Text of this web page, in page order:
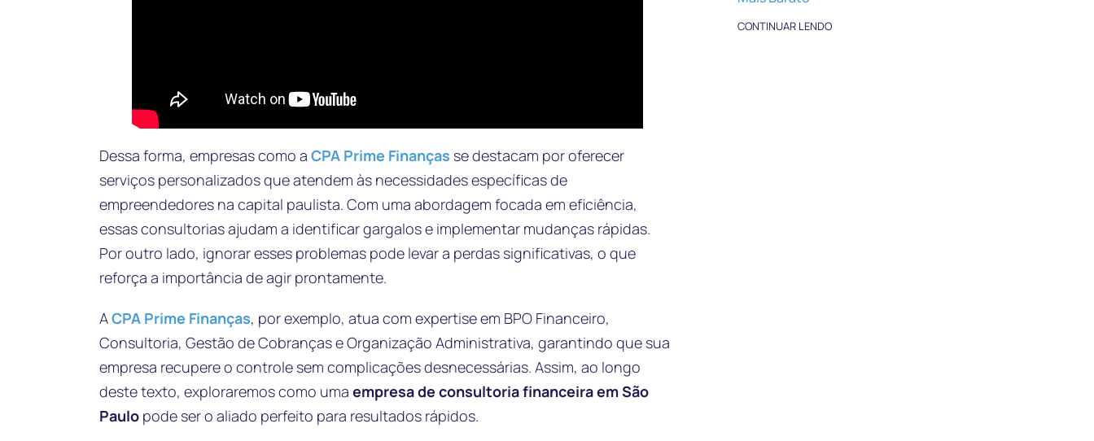
Dessa forma, empresas como a CPA Prime Finanças se destacam por oferecer
serviços personalizados que atendem às necessidades específicas de
empreendedores na capital paulista. Com uma abordagem focada em eficiência,
essas consultorias ajudam a identificar gargalos e implementar mudanças rápidas.
Por outro lado, ignorar esses problemas pode levar a perdas significativas, o que
reforça a importância de agir prontamente.
ACPA Prime Finanças, por exemplo, atua com expertise em BPO Financeiro,
Consultoria, Gestão de Cobranças e Organização Administrativa, garantindo que sua
empresa recupere o controle sem complicações desnecessárias. Assim, ao longo
deste texto, exploraremos como uma empresa de consultoria financeira em São
Paulo pode ser o aliado perfeito para resultados rápidos.
CONTINUAR LENDO